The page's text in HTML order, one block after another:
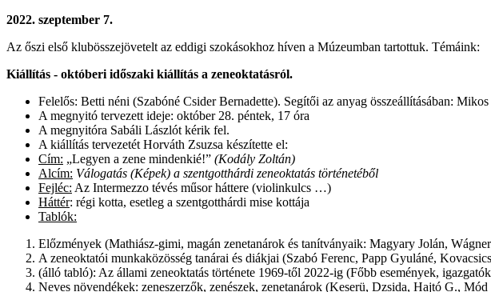
2022. szeptember 7.
Az őszi első klubösszejövetelt az eddigi szokásokhoz híven a Múzeumban tartottuk. Témáink:
Kiállítás - októberi időszaki kiállítás a zeneoktatásról.
Felelős: Betti néni (Szabóné Csider Bernadette). Segítői az anyag összeállításában:
A megnyitó tervezett ideje: október 28. péntek, 17 óra
A megnyitóra Sabáli Lászlót kérik fel.
A kiállítás tervezetét Horváth Zsuzsa készítette el:
Cím: „Legyen a zene mindenkié!” (Kodály Zoltán)
Alcím: Válogatás (Képek) a szentgotthárdi zeneoktatás történetéből
Fejléc: Az Intermezzo tévés műsor háttere (violinkulcs …)
Háttér: régi kotta, esetleg a szentgotthárdi mise kottája
Tablók:
Előzmények (Mathiász-gimi, magán zenetanárok és tanítványaik: Magyary Jolán,
A zeneoktatói munkaközösség tanárai és diákjai (Szabó Ferenc, Papp Gyuláné,
(álló tabló): Az állami zeneoktatás története 1969-től 2022-ig (Főbb események,
Neves növendékek: zeneszerzők, zenészek, zenetanárok (Keserü, Dzsida, Hajtó G.,